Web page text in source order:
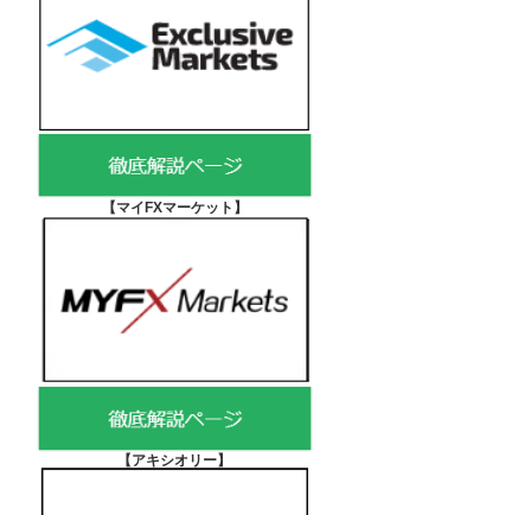
【マイFXマーケット 】
【アキシオリー】